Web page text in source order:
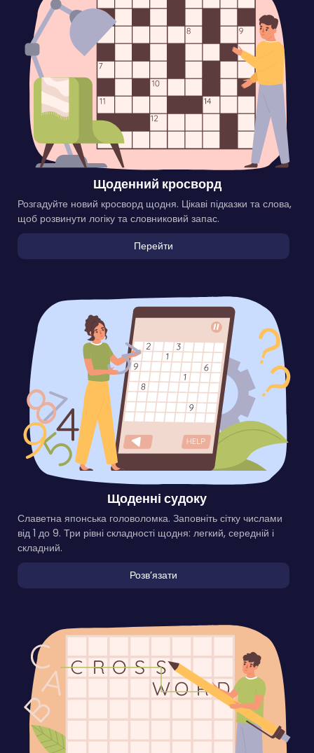
Щоденний кросворд
Розгадуйте новий кросворд щодня. Цікаві підказки та слова,
щоб розвинути логіку та словниковий запас.
Перейти
Щоденні судоку
Славетна японська головоломка. Заповніть сітку числами
від 1 до 9. Три рівні складності щодня: легкий, середній і
складний.
Розвʼязати